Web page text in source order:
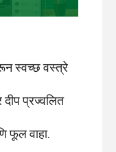
स्वच्छ वस्त्रे
दीप प्रज्वलित
फूल वाहा.